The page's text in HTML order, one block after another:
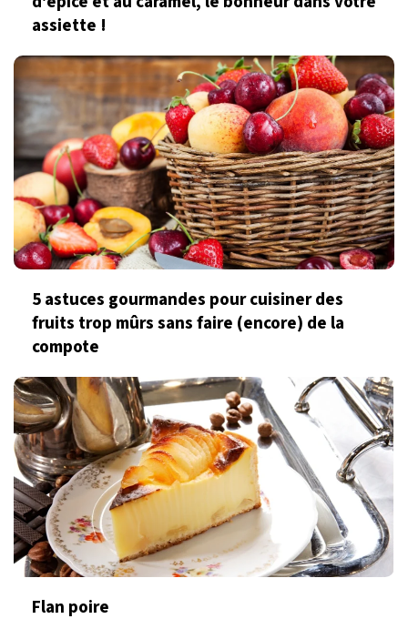
assiette !
5 astuces gourmandes pour cuisiner des
fruits trop mûrs sans faire (encore) de la
compote
Flan poire